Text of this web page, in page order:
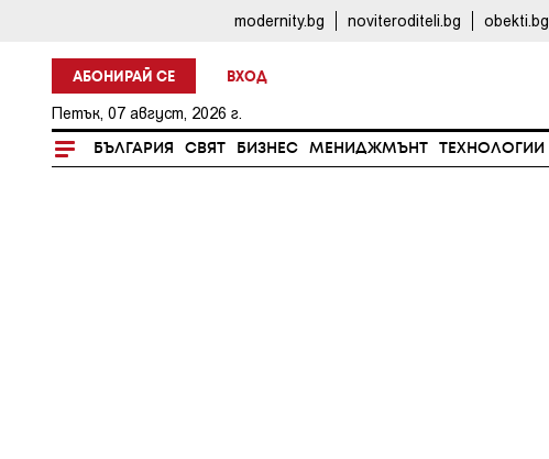
modernity.bg noviteroditeli.bg obekti.bg
АБОНИРАЙ СЕ ВХОД
Петък, 07 август, 2026 г.
БЪЛГАРИЯ СВЯТ БИЗНЕС МЕНИДЖМЪНТ ТЕХНОЛОГИИ